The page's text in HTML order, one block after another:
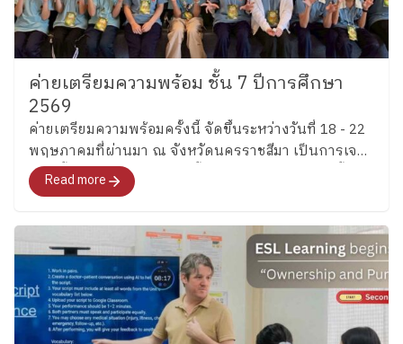
ค่ายเตรียมความพร้อม ชั้น 7 ปีการศึกษา
2569
ค่ายเตรียมความพร้อมครั้งนี้ จัดขึ้นระหว่างวันที่ 18 - 22
พฤษภาคมที่ผ่านมา ณ จังหวัดนครราชสีมา เป็นการเจอ
กันครั้งแรกระหว่างเด็ก ๆ ชั้น 7 และคุณครูประจำชั้น
บรรยากาศเเต็มไปด้วยความตื่นเต้นและเรื่องราวใหม่ ๆ
Read more